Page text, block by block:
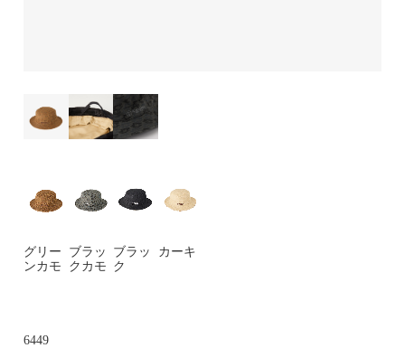
グリー
ンカモ
ブラッ
クカモ
ブラッ
ク
カーキ
6449